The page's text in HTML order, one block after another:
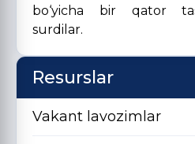
bo‘yicha bir qator
surdilar.
Resurslar
Vakant lavozimlar